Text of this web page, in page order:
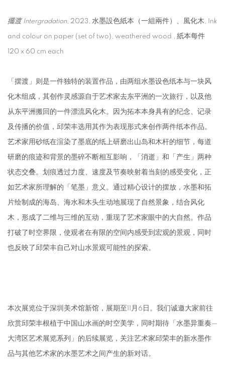
擺渡 Intergradation, 2023, 水墨設色紙本（一組兩件）、風化木, Ink
and colour on paper (set of two), weathered wood , 紙本每件
120 x 60 cm each
「摆渡」则是一件独特的装置作品，由两组水墨设色纸本与一块风
化木组成，其创作灵感源自于艺术家去东平洲的一次旅行，以及他
从东平洲搬回的一件漂流风化木。因为拓本本身具有的纪念、记录
及传播的价值，邱荣丰选用其作为表现形式来创作两件纸本作品。
艺术家用砂纸在渲染了墨底的纸上研磨出山岛和木杆的细节，每道
研磨的痕迹和背景的墨碎不断相互影响，「消逝」和「产生」两种
状态交叠。划痕透过力度、速度及节奏映射着当刻的感受变化，正
如艺术家所理解的「笔墨」意义。通过精心设计的摆放，水墨和拓
片绘制成的海岛、海水和木头生动地展现了自然景象，结合风化
木，形成了二维与三维的互动，重现了艺术家眼中的大自然。作品
打破了时空界限，使观者在有限的空间内感受到宏观的景观，同时
也反映了邱荣丰自己对山水景观可能性的探索。
本次展览位于深圳美术馆新馆，展期至11月6日。我们诚邀大家前往
欣赏邱荣丰根植于中国山水画的时空美学，同时期待「水墨异重奏—
大湾区艺术展览系列」的后续展览，关注艺术家邱荣丰的新水墨作
品与其他艺术家的水墨艺术之间产生的新对话。